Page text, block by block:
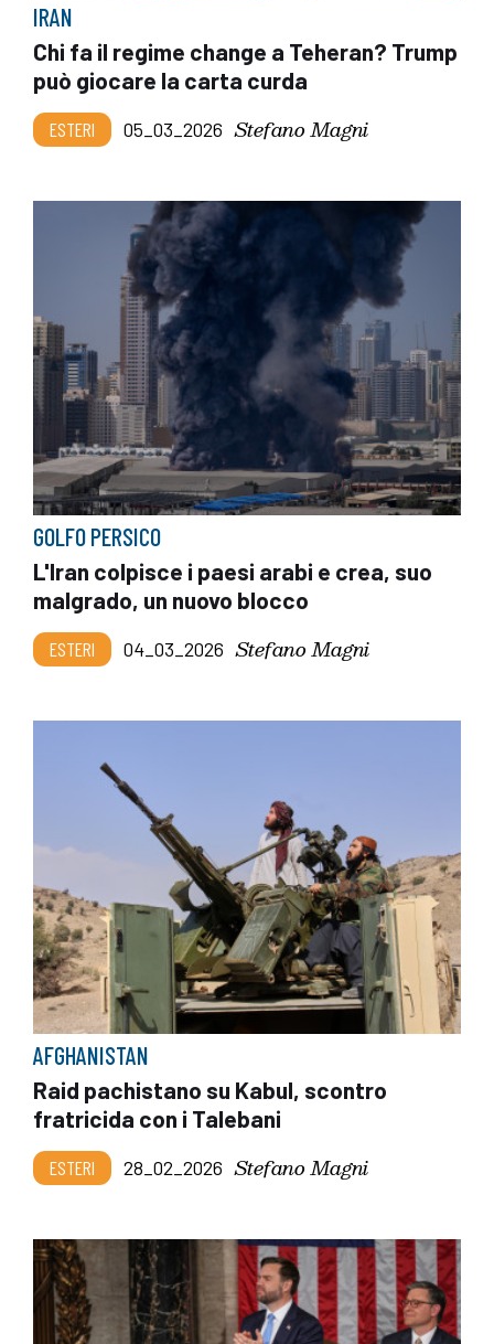
IRAN
Chi fa il regime change a Teheran? Trump
può giocare la carta curda
ESTERI 05_03_2026 Stefano Magni
GOLFO PERSICO
L'Iran colpisce i paesi arabi e crea, suo
malgrado, un nuovo blocco
ESTERI 04_03_2026 Stefano Magni
AFGHANISTAN
Raid pachistano su Kabul, scontro
fratricida con i Talebani
ESTERI 28_02_2026 Stefano Magni